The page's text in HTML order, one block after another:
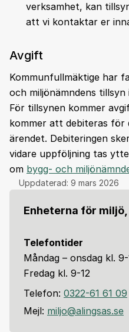
verksamhet, kan
att vi kontaktar er
Avgift
Kommunfullmäktige har
och miljönämndens
För tillsynen kommer
kommer att debiteras för
ärendet. Debiteringen
vidare uppföljning tas
om bygg- och
Uppdaterad: 9 mars 2026
Enheterna för
Telefontider
Måndag – onsdag kl. 9-
Fredag kl. 9-12
Telefon: 0322-61 61 09
Mejl: miljo@alingsas.se